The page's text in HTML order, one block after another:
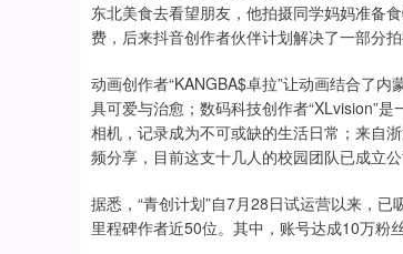
东北美食去看望朋友，他拍摄同学妈妈准备
费，后来抖音创作者伙伴计划解决了一部分
动画创作者“KANGBA$卓拉”让动画结合了
具可爱与治愈；数码科技创作者“XLvision”
相机，记录成为不可或缺的生活日常；来自
频分享，目前这支十几人的校园团队已成立
据悉，“青创计划”自7月28日试运营以来，
里程碑作者近50位。其中，账号达成10万粉